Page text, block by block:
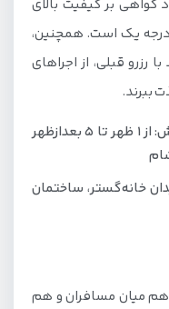
بر کیفیت بالای
درجه یک است. همچنین،
رزرو قبلی، از اجراهای
ببرند.
ساعت کاری فودهال هشتگ کیش: از ۱ ظهر تا 5 بعدازظهر
خانه‌گستر، ساختمان
میان مسافران و هم